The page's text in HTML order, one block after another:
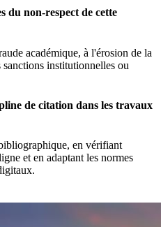
du non-respect de cette
académique, à l'érosion de la
sanctions institutionnelles ou
de citation dans les travaux
en vérifiant
et en adaptant les normes